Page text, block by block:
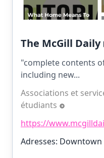
The McGill Daily
"complete contents
including new...
Associations et
étudiants
https://
Adresses: Downtown